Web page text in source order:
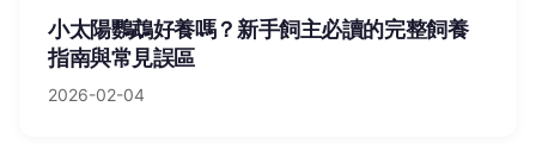
小太陽鸚鵡好養嗎？新手飼主必讀的完整飼養
指南與常見誤區
2026-02-04